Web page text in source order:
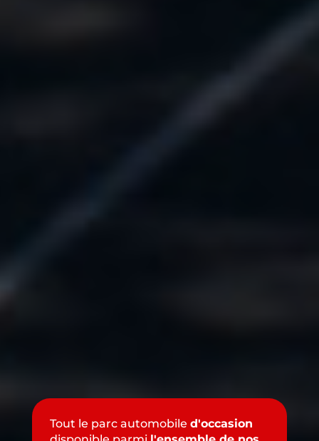
Tout le parc automobile d'occasion